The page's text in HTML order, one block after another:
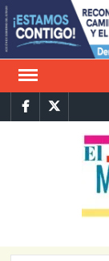
Saltar
al
contenido
FacebookTwitter